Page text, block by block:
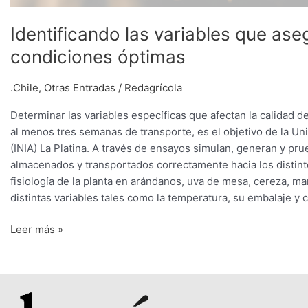
Identificando las variables que
condiciones óptimas
.Chile, Otras Entradas / Redagrícola
Determinar las variables específicas que afectan la calidad
al menos tres semanas de transporte, es el objetivo de la
(INIA) La Platina. A través de ensayos simulan, generan y
almacenados y transportados correctamente hacia los
fisiología de la planta en arándanos, uva de mesa, cereza,
distintas variables tales como la temperatura, su embalaje y
Leer más »